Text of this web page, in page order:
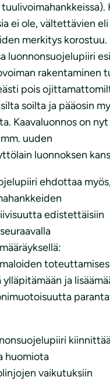
ei ole, vältettävien eli
merkitys korostuu.
luonnonsuojelupiiri
rakentaminen
pois
soilta ja pääosin
Kaavaluonnos on nyt
uuden
luonnoksen
ehdottaa
edistettäisiin
ja
huomiota
vaikutuksiin